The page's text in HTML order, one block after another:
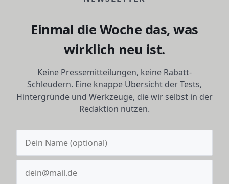
Einmal die Woche das, was
wirklich neu ist.
Keine Pressemitteilungen, keine Rabatt-
Schleudern. Eine knappe Übersicht der Tests,
Hintergründe und Werkzeuge, die wir selbst in der
Redaktion nutzen.